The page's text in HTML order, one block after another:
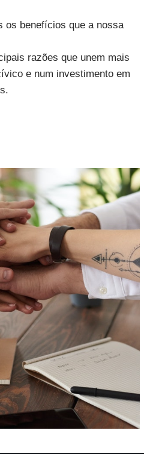
os benefícios que a nossa
razões que unem mais
e num investimento em